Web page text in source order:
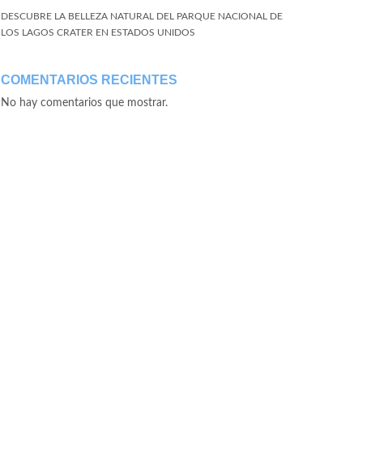
DESCUBRE LA BELLEZA NATURAL DEL PARQUE NACIONAL DE
LOS LAGOS CRATER EN ESTADOS UNIDOS
COMENTARIOS RECIENTES
No hay comentarios que mostrar.